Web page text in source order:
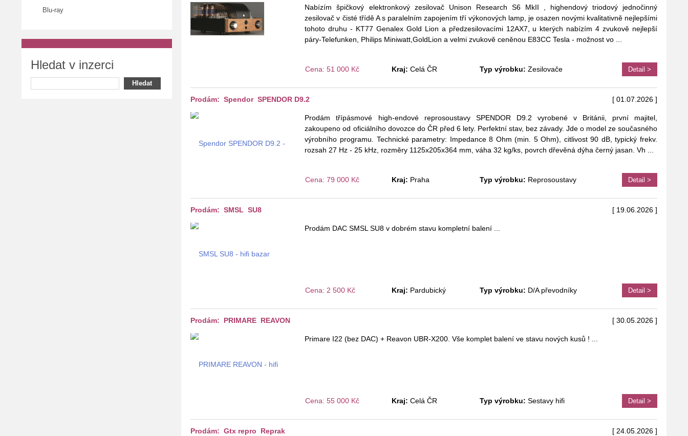
Blu-ray
Hledat v inzerci
Nabízím špičkový elektronkový zesilovač Unison Research S6 MkII , highendový triodový jednočinný
zesilovač v čisté třídě A s paralelním zapojením tří výkonových lamp, je osazen novými kvalitativně nejlepšími
tohoto druhu - KT77 Genalex Gold Lion a předzesilovacími 12AX7, u kterých nabízím 4 zvukově nejlepší
páry-Telefunken, Philips Miniwatt,GoldLion a velmi zvukově ceněnou E83CC Tesla - možnost vo ...
Cena: 51 000 Kč Kraj: Celá ČR Typ výrobku: Zesilovače Detail >
Prodám: Spendor SPENDOR D9.2 [ 01.07.2026 ]
Prodám třípásmové high-endové reprosoustavy SPENDOR D9.2 vyrobené v Británii, první majitel,
zakoupeno od oficiálního dovozce do ČR před 6 lety. Perfektní stav, bez závady. Jde o model ze současného
výrobního programu. Technické parametry: Impedance 8 Ohm (min. 5 Ohm), citlivost 90 dB, typický frekv.
rozsah 27 Hz - 25 kHz, rozměry 1125x205x364 mm, váha 32 kg/ks, povrch dřevěná dýha černý jasan. Vh ...
Cena: 79 000 Kč Kraj: Praha Typ výrobku: Reprosoustavy Detail >
Prodám: SMSL SU8 [ 19.06.2026 ]
Prodám DAC SMSL SU8 v dobrém stavu kompletní balení ...
Cena: 2 500 Kč Kraj: Pardubický Typ výrobku: D/A převodníky Detail >
Prodám: PRIMARE REAVON [ 30.05.2026 ]
Primare I22 (bez DAC) + Reavon UBR-X200. Vše komplet balení ve stavu nových kusů ! ...
Cena: 55 000 Kč Kraj: Celá ČR Typ výrobku: Sestavy hifi Detail >
Prodám: Gtx repro Reprak [ 24.05.2026 ]